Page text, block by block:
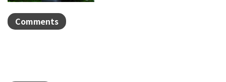
Comments